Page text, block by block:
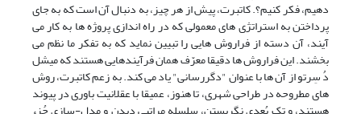
دهیم، فکر کنیم؟. کاتبرت، پیش از هر چیز، به دنبال آن است که به جای
پرداختن به استراتژی های معمولی که در راه اندازی پروژه ها به کار می
آیند، آن دسته از فراروش هایی را تبیین نماید که به تفکر ما نظم می
بخشند. این فراروش ها دقیقا معرّف همان فرآیندهایی هستند که میشل
دُ سِرتو از آن ها با عنوان "دگررسانی" یاد می کند. به زعم کاتبرت، روش
های مطروحه در طراحی شهری، تا هنوز، عمیقا با عقلانیت باوری در پیوند